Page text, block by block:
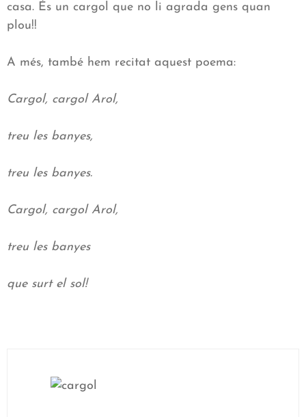
casa. És un cargol que no li agrada gens quan
plou!!
A més, també hem recitat aquest poema:
Cargol, cargol Arol,
treu les banyes,
treu les banyes.
Cargol, cargol Arol,
treu les banyes
que surt el sol!